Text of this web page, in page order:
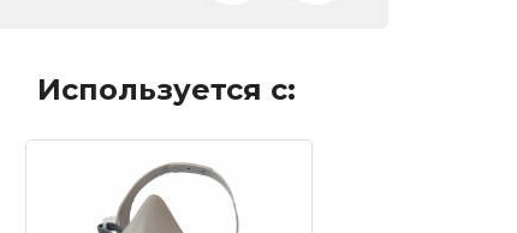
Используется с: